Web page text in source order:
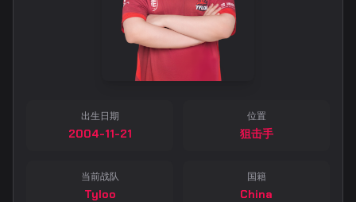
出生日期
2004-11-21
位置
狙击手
当前战队
Tyloo
国籍
China